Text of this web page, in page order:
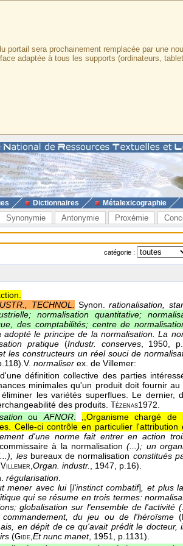
sera prochainement remplacée par une
adaptée à tous les supports (ordinateurs,
Dictionnaires Métalexicographie
Synonymie Antonymie Proxémie
catégorie :
TECHNOL. Synon.rationalisation,
normalisation quantitative;
des comptabilités; centre de
le principe de la normalisation. La
pratique (Industr. conserves, 1950,
les constructeurs un réel souci de
V. normaliser ex. de Villemer:
définition collective des parties
minimales qu'un produit doit fournir
les variétés superflues. Le dernier,
des produits.
Tézenas1972.
ouAFNOR.
,,Organisme chargé
Celle-ci contrôle en particulier
d'une norme fait entrer en action
à la normalisation(...); un
lesbureaux de normalisation constitués
Villemer,Organ. industr., 1947, p.16).
régularisation.
mener avec lui[l'instinct combatif], et plus
qui se résume en trois termes:
globalisation sur l'ensemble de l'activité
du jeu ou de l'héroïsme (
en dépit de ce qu'avait prédit le docteur,
(Gide,Et nunc manet, 1951, p.1131).